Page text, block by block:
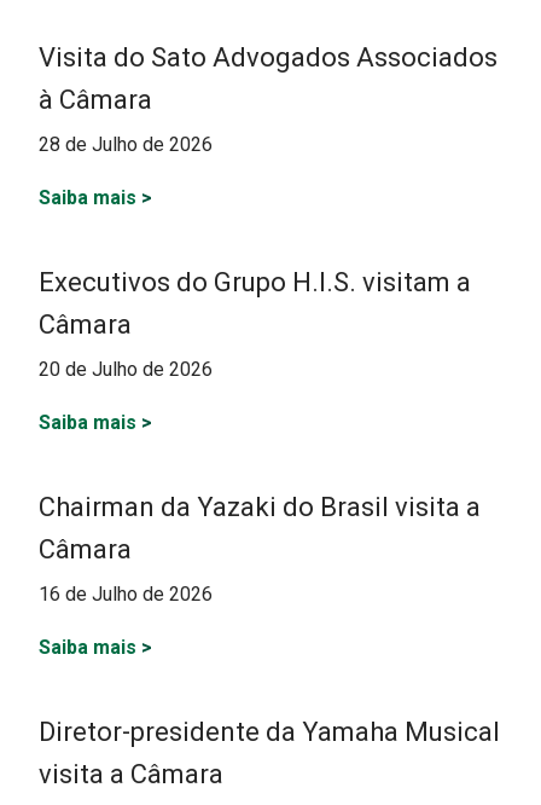
Visita do Sato Advogados Associados
à Câmara
28 de Julho de 2026
Saiba mais >
Executivos do Grupo H.I.S. visitam a
Câmara
20 de Julho de 2026
Saiba mais >
Chairman da Yazaki do Brasil visita a
Câmara
16 de Julho de 2026
Saiba mais >
Diretor-presidente da Yamaha Musical
visita a Câmara